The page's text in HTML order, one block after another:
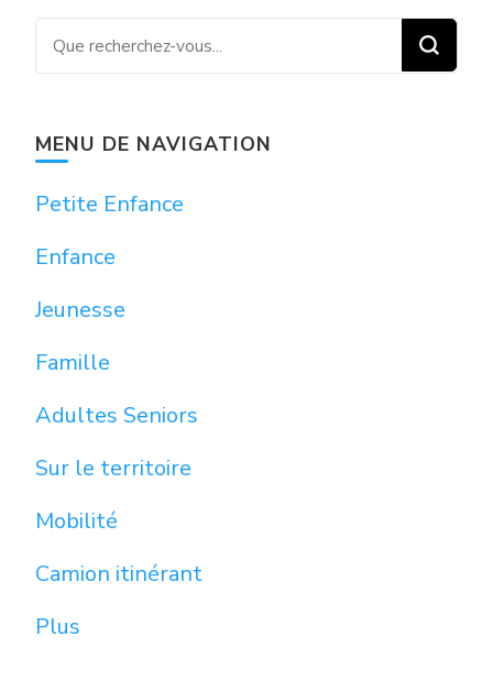
Vous recherchiez quelque
chose ?
MENU DE NAVIGATION
Petite Enfance
Enfance
Jeunesse
Famille
Adultes Seniors
Sur le territoire
Mobilité
Camion itinérant
Plus